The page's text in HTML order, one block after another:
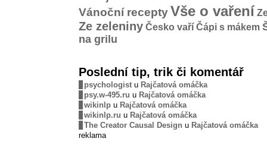
Vánoční receptyVše o vaření
Ze zeleniny Česko vaří Čápi s mákem
na grilu
Poslední tip, trik či komentář
psychologist u Rajčatová omáčka
psy.w-495.ru u Rajčatová omáčka
wikinlp u Rajčatová omáčka
wikinlp.ru u Rajčatová omáčka
The Creator Causal Design u Rajčatová omáčka
reklama